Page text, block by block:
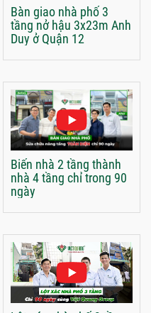
Bàn giao nhà phố 3
tầng nở hậu 3x23m Anh
Duy ở Quận 12
Biến nhà 2 tầng thành
nhà 4 tầng chỉ trong 90
ngày